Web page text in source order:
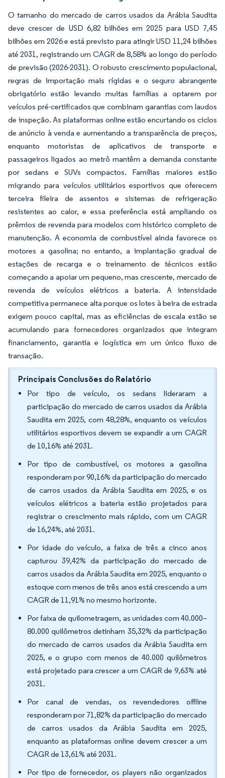
O tamanho do mercado de carros usados da Arábia Saudita
deve crescer de USD 6,82 bilhões em 2025 para USD 7,45
bilhões em 2026 e está previsto para atingir USD 11,24 bilhões
até 2031, registrando um CAGR de 8,58% ao longo do período
de previsão (2026-2031). O robusto crescimento populacional,
regras de importação mais rígidas e o seguro abrangente
obrigatório estão levando muitas famílias a optarem por
veículos pré-certificados que combinam garantias com laudos
de inspeção. As plataformas online estão encurtando os ciclos
de anúncio à venda e aumentando a transparência de preços,
enquanto motoristas de aplicativos de transporte e
passageiros ligados ao metrô mantêm a demanda constante
por sedans e SUVs compactos. Famílias maiores estão
migrando para veículos utilitários esportivos que oferecem
terceira fileira de assentos e sistemas de refrigeração
resistentes ao calor, e essa preferência está ampliando os
prêmios de revenda para modelos com histórico completo de
manutenção. A economia de combustível ainda favorece os
motores a gasolina; no entanto, a implantação gradual de
estações de recarga e o treinamento de técnicos estão
começando a apoiar um pequeno, mas crescente, mercado de
revenda de veículos elétricos a bateria. A intensidade
competitiva permanece alta porque os lotes à beira de estrada
exigem pouco capital, mas as eficiências de escala estão se
acumulando para fornecedores organizados que integram
financiamento, garantia e logística em um único fluxo de
transação.
Principais Conclusões do Relatório
Por tipo de veículo, os sedans lideraram a
participação do mercado de carros usados da Arábia
Saudita em 2025, com 48,28%, enquanto os veículos
utilitários esportivos devem se expandir a um CAGR
de 10,16% até 2031.
Por tipo de combustível, os motores a gasolina
responderam por 90,16% da participação do mercado
de carros usados da Arábia Saudita em 2025, e os
veículos elétricos a bateria estão projetados para
registrar o crescimento mais rápido, com um CAGR
de 16,24%, até 2031.
Por idade do veículo, a faixa de três a cinco anos
capturou 39,42% da participação do mercado de
carros usados da Arábia Saudita em 2025, enquanto o
estoque com menos de três anos está crescendo a um
CAGR de 11,91% no mesmo horizonte.
Por faixa de quilometragem, as unidades com 40.000–
80.000 quilômetros detinham 35,32% da participação
do mercado de carros usados da Arábia Saudita em
2025, e o grupo com menos de 40.000 quilômetros
está projetado para crescer a um CAGR de 9,63% até
2031.
Por canal de vendas, os revendedores offline
responderam por 71,82% da participação do mercado
de carros usados da Arábia Saudita em 2025,
enquanto as plataformas online devem crescer a um
CAGR de 13,61% até 2031.
Por tipo de fornecedor, os players não organizados